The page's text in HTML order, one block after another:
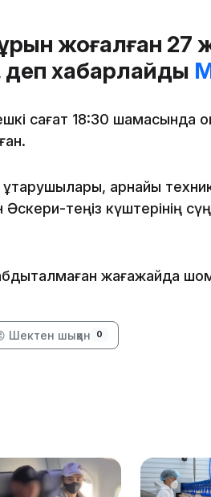
жоғалған 27
деп хабарлайды
сағат 18:30 шамасында
арнайы
теңіз күштерінің
жағажайда
Шектен шыққан 0